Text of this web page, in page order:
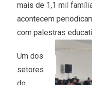
mais de 1,1 mil
acontecem
com palestras
Um dos
setores